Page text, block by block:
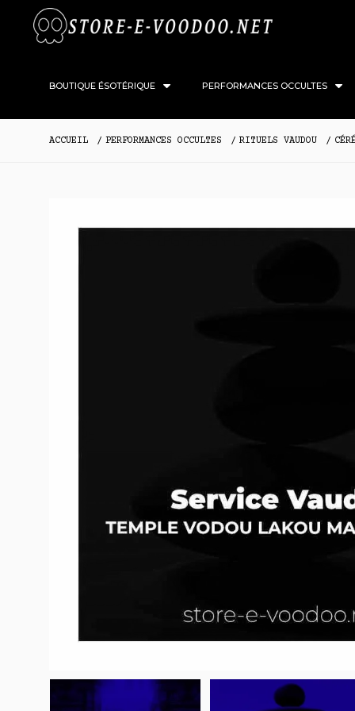
BOUTIQUE ÉSOTÉRIQUE PERFORMANCES OCCULTES
ACCUEIL PERFORMANCES OCCULTES RITUELS VAUDOU